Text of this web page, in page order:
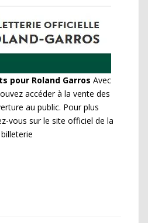
pour Roland Garros Avec
accéder à la vente des
au public. Pour plus
vous sur le site officiel de la
billeterie